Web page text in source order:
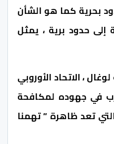
بحرية كما هو الشأن
إلى حدود برية ، يمثل
، الاتحاد الأوروبي
في جهوده لمكافحة
تعد ظاهرة ” تهمنا